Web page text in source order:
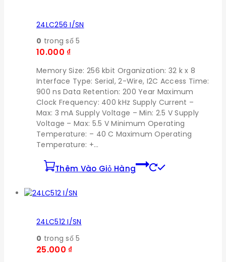
24LC256 I/SN
0 trong số 5
10.000 ₫
Memory Size: 256 kbit Organization: 32 k x 8
Interface Type: Serial, 2-Wire, I2C Access Time:
900 ns Data Retention: 200 Year Maximum
Clock Frequency: 400 kHz Supply Current –
Max: 3 mA Supply Voltage – Min: 2.5 V Supply
Voltage – Max: 5.5 V Minimum Operating
Temperature: – 40 C Maximum Operating
Temperature: +…
Thêm Vào Giỏ Hàng
24LC512 I/SN
0 trong số 5
25.000 ₫